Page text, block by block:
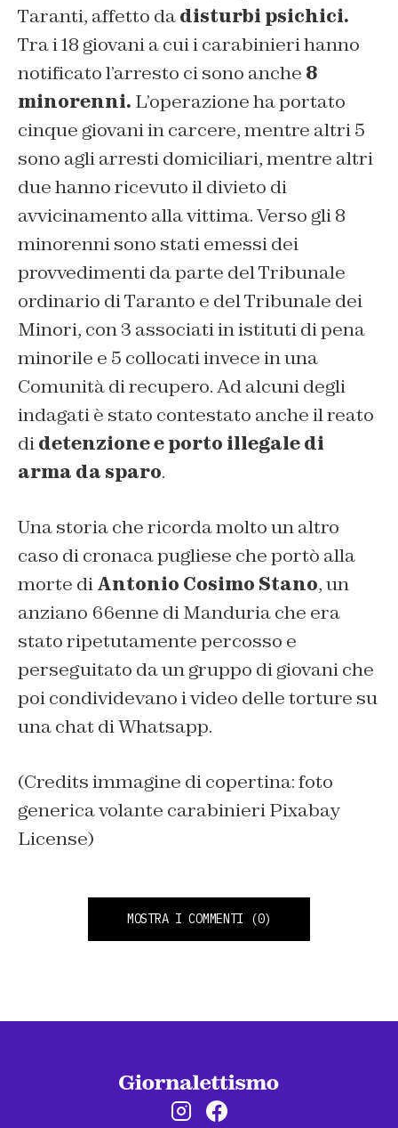
Taranti, affetto dadisturbi psichici.
Tra i 18 giovani a cui i carabinieri hanno
notificato l’arresto ci sono anche 8
minorenni. L’operazione ha portato
cinque giovani in carcere, mentre altri 5
sono agli arresti domiciliari, mentre altri
due hanno ricevuto il divieto di
avvicinamento alla vittima. Verso gli 8
minorenni sono stati emessi dei
provvedimenti da parte del Tribunale
ordinario di Taranto e del Tribunale dei
Minori, con 3 associati in istituti di pena
minorile e 5 collocati invece in una
Comunità di recupero. Ad alcuni degli
indagati è stato contestato anche il reato
didetenzione e porto illegale di
arma da sparo.
Una storia che ricorda molto un altro
caso di cronaca pugliese che portò alla
morte diAntonio Cosimo Stano, un
anziano 66enne di Manduria che era
stato ripetutamente percosso e
perseguitato da un gruppo di giovani che
poi condividevano i video delle torture su
una chat di Whatsapp.
(Credits immagine di copertina: foto
generica volante carabinieri Pixabay
License)
MOSTRA I COMMENTI (0)